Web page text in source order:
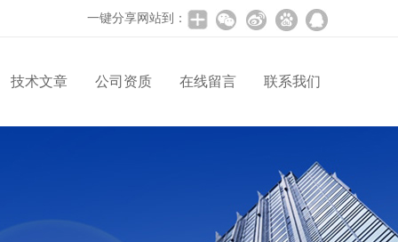
一键分享网站到：
技术文章 公司资质 在线留言 联系我们